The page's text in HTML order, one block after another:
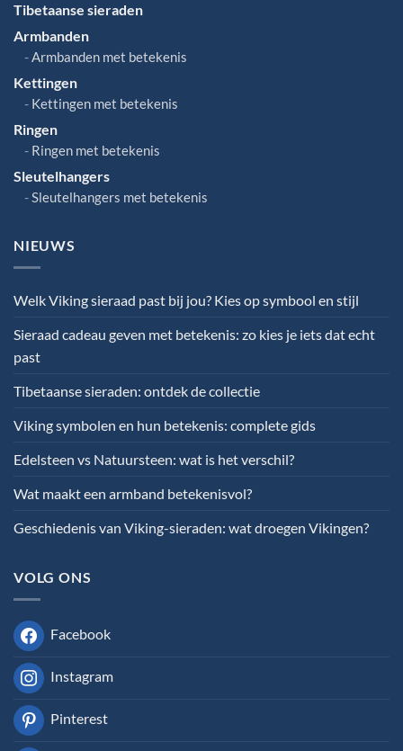
Tibetaanse sieraden
Armbanden
Armbanden met betekenis
Kettingen
Kettingen met betekenis
Ringen
Ringen met betekenis
Sleutelhangers
Sleutelhangers met betekenis
NIEUWS
Welk Viking sieraad past bij jou? Kies op symbool en stijl
Sieraad cadeau geven met betekenis: zo kies je iets dat echt
past
Tibetaanse sieraden: ontdek de collectie
Viking symbolen en hun betekenis: complete gids
Edelsteen vs Natuursteen: wat is het verschil?
Wat maakt een armband betekenisvol?
Geschiedenis van Viking-sieraden: wat droegen Vikingen?
VOLG ONS
Facebook
Instagram
Pinterest